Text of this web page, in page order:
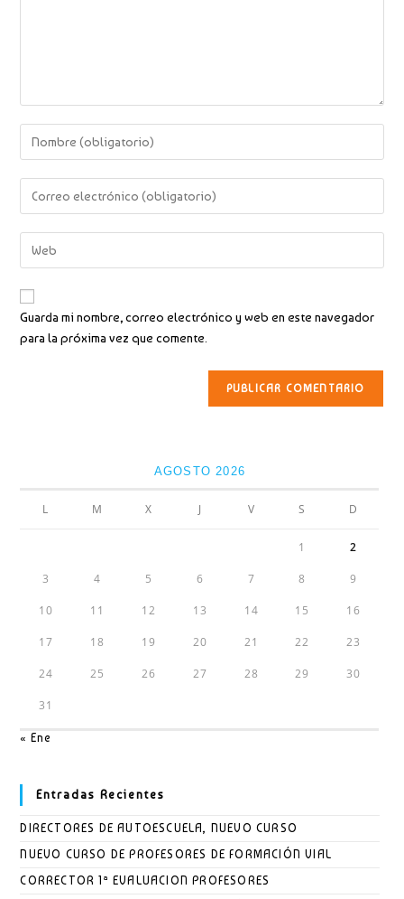
nombre
de
usuario
de
correo
electrónico
para
comentar
de
tu
web
Guarda mi nombre, correo electrónico y web en este navegador
para la próxima vez que comente.
AGOSTO 2026
L M X J V S D
1 2
3 4 5 6 7 8 9
10 11 12 13 14 15 16
17 18 19 20 21 22 23
24 25 26 27 28 29 30
31
« Ene
Entradas Recientes
DIRECTORES DE AUTOESCUELA, NUEVO CURSO
NUEVO CURSO DE PROFESORES DE FORMACIÓN VIAL
CORRECTOR 1ª EVALUACION PROFESORES